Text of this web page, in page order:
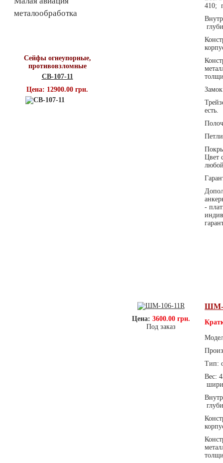
410;
есть.
Цвет
-
Цена: 3600.00 грн.
Под заказ
ШМ-
Тип:
Вес:
металообработка
Сейфы огнеупорные,
противовзломные
СВ-107-11
Цена: 12900.00 грн.